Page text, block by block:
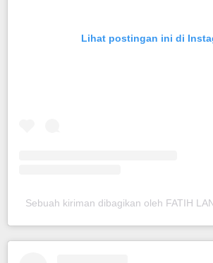
Lihat postingan ini di
Sebuah kiriman dibagikan oleh FATIH